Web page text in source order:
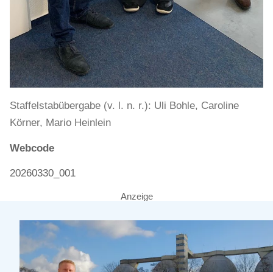
Staffelstabübergabe (v. l. n. r.): Uli Bohle, Caroline
Körner, Mario Heinlein
Webcode
20260330_001
Anzeige